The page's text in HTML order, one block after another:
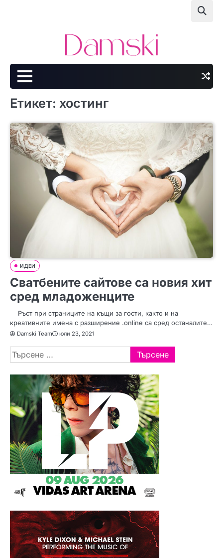
Етикет: хостинг
ИДЕИ
Сватбените сайтове са новия хит
сред младоженците
Ръст при страниците на къщи за гости, както и на
креативните имена с разширение .online са сред останалите…
Damski Team юли 23, 2021
Търсене
за: